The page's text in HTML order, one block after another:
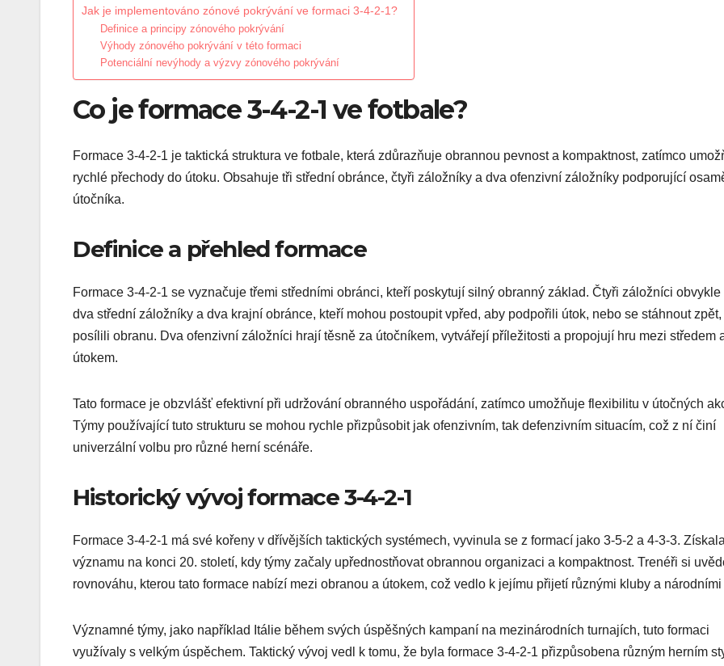
Jak je implementováno zónové pokrývání ve formaci 3-4-2-1?
Definice a principy zónového pokrývání
Výhody zónového pokrývání v této formaci
Potenciální nevýhody a výzvy zónového pokrývání
Co je formace 3-4-2-1 ve fotbale?
Formace 3-4-2-1 je taktická struktura ve fotbale, která zdůrazňuje obrannou pevnost a kompaktnost, zatímco
rychlé přechody do útoku. Obsahuje tři střední obránce, čtyři záložníky a dva ofenzivní záložníky podporující
útočníka.
Definice a přehled formace
Formace 3-4-2-1 se vyznačuje třemi středními obránci, kteří poskytují silný obranný základ. Čtyři záložníci obvykle
dva střední záložníky a dva krajní obránce, kteří mohou postoupit vpřed, aby podpořili útok, nebo se stáhnout
posílili obranu. Dva ofenzivní záložníci hrají těsně za útočníkem, vytvářejí příležitosti a propojují hru mezi středem
útokem.
Tato formace je obzvlášť efektivní při udržování obranného uspořádání, zatímco umožňuje flexibilitu v útočných
Týmy používající tuto strukturu se mohou rychle přizpůsobit jak ofenzivním, tak defenzivním situacím, což z ní činí
univerzální volbu pro různé herní scénáře.
Historický vývoj formace 3-4-2-1
Formace 3-4-2-1 má své kořeny v dřívějších taktických systémech, vyvinula se z formací jako 3-5-2 a 4-3-3.
významu na konci 20. století, kdy týmy začaly upřednostňovat obrannou organizaci a kompaktnost. Trenéři si
rovnováhu, kterou tato formace nabízí mezi obranou a útokem, což vedlo k jejímu přijetí různými kluby a národními
Významné týmy, jako například Itálie během svých úspěšných kampaní na mezinárodních turnajích, tuto formaci
využívaly s velkým úspěchem. Taktický vývoj vedl k tomu, že byla formace 3-4-2-1 přizpůsobena různým herním